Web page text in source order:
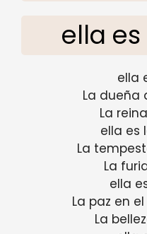
ella
ella
La dueña
La
ella es
La
La
ella
La paz en
La